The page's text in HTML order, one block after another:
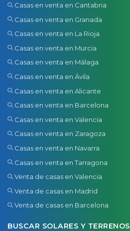
Casas en venta en Cantabria
Casas en venta en Granada
Casas en venta en La Rioja
Casas en venta en Murcia
Casas en venta en Málaga
Casas en venta en Ávila
Casas en venta en Alicante
Casas en venta en Barcelona
Casas en venta en Valencia
Casas en venta en Zaragoza
Casas en venta en Navarra
Casas en venta en Tarragona
Venta de casas en Valencia
Venta de casas en Madrid
Venta de casas en Barcelona
BUSCAR SOLARES Y TERRENOS